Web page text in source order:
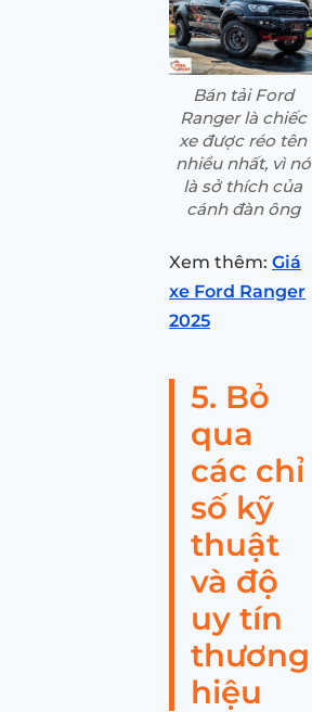
Bán tải Ford
Ranger là chiếc
xe được réo tên
nhiều nhất, vì nó
là sở thích của
cánh đàn ông
Xem thêm: Giá
xe Ford Ranger
2025
5. Bỏ
qua
các chỉ
số kỹ
thuật
và độ
uy tín
thương
hiệu